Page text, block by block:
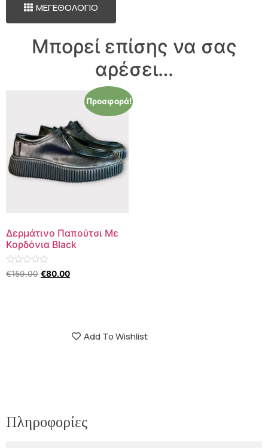
ΜΕΓΕΘΟΛΟΓΙΟ
Μπορεί επίσης να σας
αρέσει…
Προσφορά!
Δερμάτινο Παπούτσι Με
Κορδόνια Black
Βαθμολογήθηκε
με
€159.00 €80.00
Add To Wishlist
Πληροφορίες